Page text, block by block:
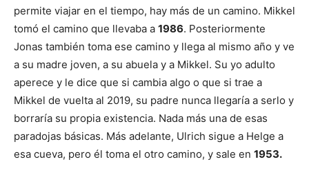
permite viajar en el tiempo, hay más de un camino. Mikkel
tomó el camino que llevaba a 1986. Posteriormente
Jonas también toma ese camino y llega al mismo año y ve
a su madre joven, a su abuela y a Mikkel. Su yo adulto
aperece y le dice que si cambia algo o que si trae a
Mikkel de vuelta al 2019, su padre nunca llegaría a serlo y
borraría su propia existencia. Nada más una de esas
paradojas básicas. Más adelante, Ulrich sigue a Helge a
esa cueva, pero él toma el otro camino, y sale en 1953.